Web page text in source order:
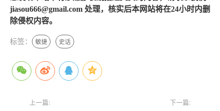
jiasou666@gmail.com 处理，核实后本网站将在24小时内删
除侵权内容。
标签： 敏捷 史话
上一篇: 下一篇: